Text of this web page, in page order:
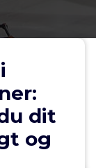
dit
og